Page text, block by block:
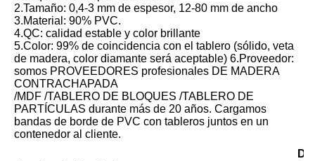
2.Tamaño: 0,4-3 mm de espesor, 12-80 mm de ancho
3.Material: 90% PVC.
4.QC: calidad estable y color brillante
5.Color: 99% de coincidencia con el tablero (sólido, veta
de madera, color diamante será aceptable) 6.Proveedor:
somos PROVEEDORES profesionales DE MADERA
CONTRACHAPADA
/MDF /TABLERO DE BLOQUES /TABLERO DE
PARTÍCULAS durante más de 20 años. Cargamos
bandas de borde de PVC con tableros juntos en un
contenedor al cliente.